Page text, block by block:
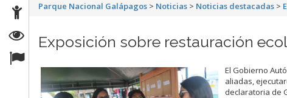
Parque Nacional Galápagos > Noticias > Noticias destacadas >
Exposición sobre restauración
El Gobierno
aliadas,
declaratoria de